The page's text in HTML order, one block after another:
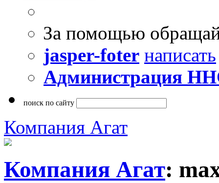
За помощью
jasper-foter написать
Администрация
поиск по сайту
Компания Агат
Компания Агат: